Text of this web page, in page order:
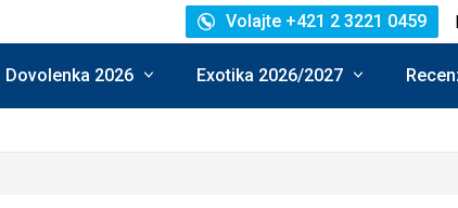
Volajte +421 2 3221 0459
Dovolenka 2026 Exotika 2026/2027